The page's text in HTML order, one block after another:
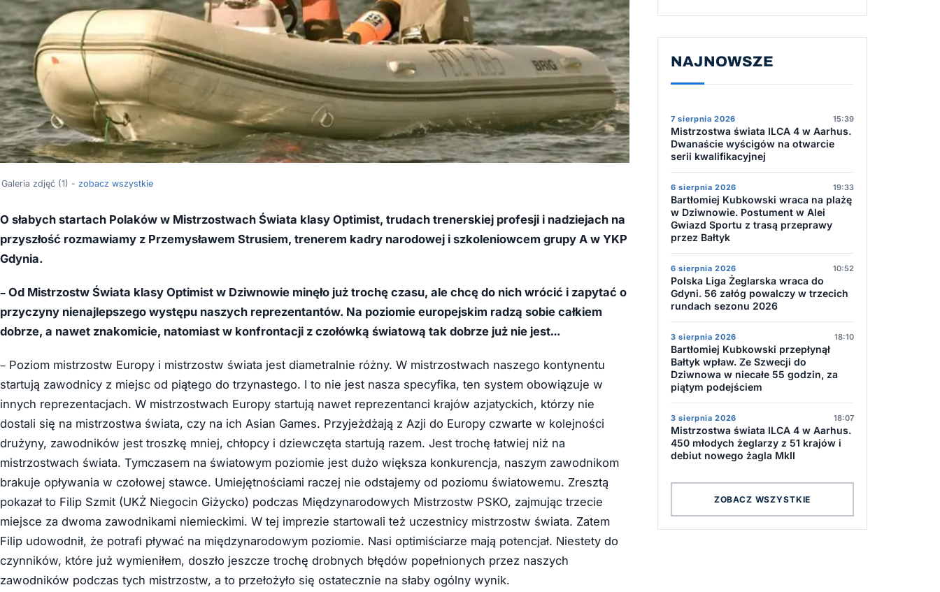
Galeria zdjęć (1) - zobacz wszystkie
O słabych startach Polaków w Mistrzostwach Świata klasy Optimist, trudach trenerskiej profesji i nadziejach na
przyszłość rozmawiamy z Przemysławem Strusiem, trenerem kadry narodowej i szkoleniowcem grupy A w YKP
Gdynia.
– Od Mistrzostw Świata klasy Optimist w Dziwnowie minęło już trochę czasu, ale chcę do nich wrócić i zapytać o
przyczyny nienajlepszego występu naszych reprezentantów. Na poziomie europejskim radzą sobie całkiem
dobrze, a nawet znakomicie, natomiast w konfrontacji z czołówką światową tak dobrze już nie jest…
– Poziom mistrzostw Europy i mistrzostw świata jest diametralnie różny. W mistrzostwach naszego kontynentu
startują zawodnicy z miejsc od piątego do trzynastego. I to nie jest nasza specyfika, ten system obowiązuje w
innych reprezentacjach. W mistrzostwach Europy startują nawet reprezentanci krajów azjatyckich, którzy nie
dostali się na mistrzostwa świata, czy na ich Asian Games. Przyjeżdżają z Azji do Europy czwarte w kolejności
drużyny, zawodników jest troszkę mniej, chłopcy i dziewczęta startują razem. Jest trochę łatwiej niż na
mistrzostwach świata. Tymczasem na światowym poziomie jest dużo większa konkurencja, naszym zawodnikom
brakuje opływania w czołowej stawce. Umiejętnościami raczej nie odstajemy od poziomu światowemu. Zresztą
pokazał to Filip Szmit (UKŻ Niegocin Giżycko) podczas Międzynarodowych Mistrzostw PSKO, zajmując trzecie
miejsce za dwoma zawodnikami niemieckimi. W tej imprezie startowali też uczestnicy mistrzostw świata. Zatem
Filip udowodnił, że potrafi pływać na międzynarodowym poziomie. Nasi optimiściarze mają potencjał. Niestety do
czynników, które już wymieniłem, doszło jeszcze trochę drobnych błędów popełnionych przez naszych
zawodników podczas tych mistrzostw, a to przełożyło się ostatecznie na słaby ogólny wynik.
NAJNOWSZE
7 sierpnia 2026 15:39
Mistrzostwa świata ILCA 4 w Aarhus.
Dwanaście wyścigów na otwarcie
serii kwalifikacyjnej
6 sierpnia 2026 19:33
Bartłomiej Kubkowski wraca na plażę
w Dziwnowie. Postument w Alei
Gwiazd Sportu z trasą przeprawy
przez Bałtyk
6 sierpnia 2026 10:52
Polska Liga Żeglarska wraca do
Gdyni. 56 załóg powalczy w trzecich
rundach sezonu 2026
3 sierpnia 2026 18:10
Bartłomiej Kubkowski przepłynął
Bałtyk wpław. Ze Szwecji do
Dziwnowa w niecałe 55 godzin, za
piątym podejściem
3 sierpnia 2026 18:07
Mistrzostwa świata ILCA 4 w Aarhus.
450 młodych żeglarzy z 51 krajów i
debiut nowego żagla MkII
ZOBACZ WSZYSTKIE